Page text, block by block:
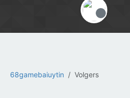
68gamebaiuytin Volgers
Offline